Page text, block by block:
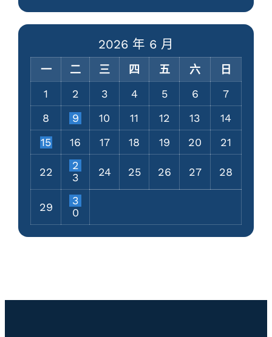
2026 年 6 月
一 二 三 四 五 六
日
1
2 3 4 5 6
7
8
9 10 11 12 13
14
15
16 17 18 19 20 21
22
2
3
24 25 26 27 28
29
3
0